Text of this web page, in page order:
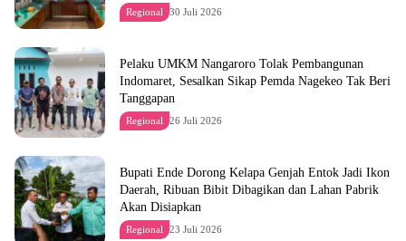
Regional 30 Juli 2026
Pelaku UMKM Nangaroro Tolak Pembangunan
Indomaret, Sesalkan Sikap Pemda Nagekeo Tak Beri
Tanggapan
Regional 26 Juli 2026
Bupati Ende Dorong Kelapa Genjah Entok Jadi Ikon
Daerah, Ribuan Bibit Dibagikan dan Lahan Pabrik
Akan Disiapkan
Regional 23 Juli 2026